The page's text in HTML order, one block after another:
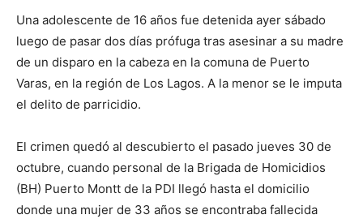
Una adolescente de 16 años fue detenida ayer sábado
luego de pasar dos días prófuga tras asesinar a su madre
de un disparo en la cabeza en la comuna de Puerto
Varas, en la región de Los Lagos. A la menor se le imputa
el delito de parricidio.
El crimen quedó al descubierto el pasado jueves 30 de
octubre, cuando personal de la Brigada de Homicidios
(BH) Puerto Montt de la PDI llegó hasta el domicilio
donde una mujer de 33 años se encontraba fallecida